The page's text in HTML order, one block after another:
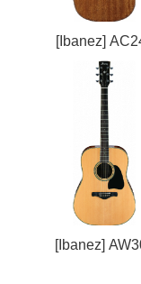
[Ibanez]
[Ibanez]